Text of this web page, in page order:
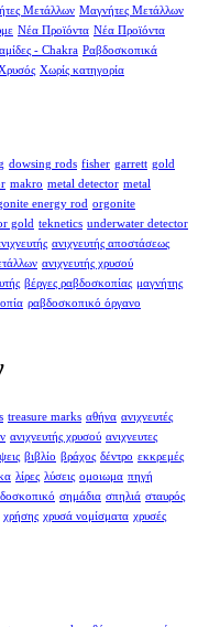
Μετάλλων Μαγνήτες Μετάλλων
Νέα Προϊόντα Νέα Προϊόντα
- Chakra Ραβδοσκοπικά
Χωρίς κατηγορία
dowsing rods fisher garrett gold
makro metal detector metal
energy rod orgonite
gold teknetics underwater detector
ανιχνευτής αποστάσεως
ανιχνευτής χρυσού
βέργες ραβδοσκοπίας μαγνήτης
ραβδοσκοπικό όργανο
treasure marks αθήνα ανιχνευτές
ανιχνευτής χρυσού ανιχνευτες
βιβλίο βράχος δέντρο εκκρεμές
λίρες λύσεις ομοιωμα πηγή
σημάδια σπηλιά σταυρός
χρήσης χρυσά νομίσματα χρυσές